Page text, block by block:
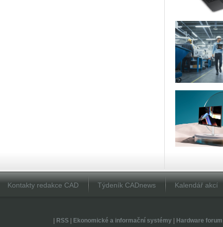
Kontakty redakce CAD Týdeník CADnews Kalendář akcí
RSS| Ekonomické a informační systémy| Hardware forum